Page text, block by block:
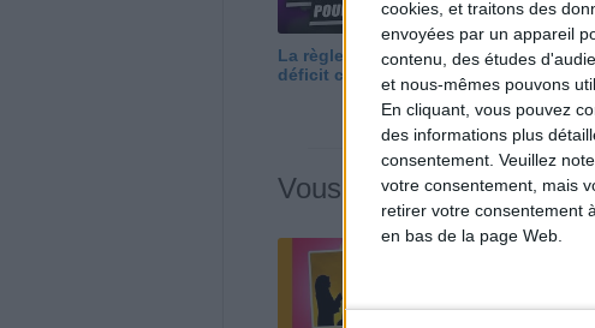
cookies, et traitons des
envoyées par un appareil
contenu, des études
et nous-mêmes pouvons
En cliquant, vous pouvez
des informations plus
consentement. Veuillez
votre consentement, mais
retirer votre consentement
en bas de la page Web.
La règle N°1 pour maigrir : le
déficit calorique
est
Vous m'avez demandé